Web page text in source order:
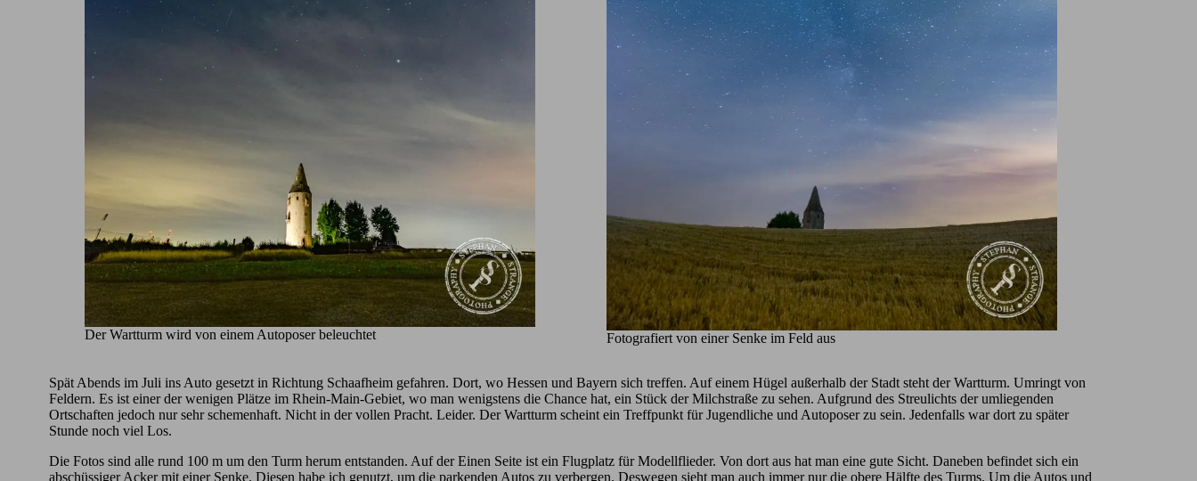
Der Wartturm wird von einem Autoposer beleuchtet Fotografiert von einer Senke im Feld aus
Spät Abends im Juli ins Auto gesetzt in Richtung Schaafheim gefahren. Dort, wo Hessen und Bayern sich treffen. Auf einem Hügel außerhalb der Stadt steht der Wartturm. Umringt von
Feldern. Es ist einer der wenigen Plätze im Rhein-Main-Gebiet, wo man wenigstens die Chance hat, ein Stück der Milchstraße zu sehen. Aufgrund des Streulichts der umliegenden
Ortschaften jedoch nur sehr schemenhaft. Nicht in der vollen Pracht. Leider. Der Wartturm scheint ein Treffpunkt für Jugendliche und Autoposer zu sein. Jedenfalls war dort zu später
Stunde noch viel Los.
Die Fotos sind alle rund 100 m um den Turm herum entstanden. Auf der Einen Seite ist ein Flugplatz für Modellflieder. Von dort aus hat man eine gute Sicht. Daneben befindet sich ein
abschüssiger Acker mit einer Senke. Diesen habe ich genutzt, um die parkenden Autos zu verbergen. Deswegen sieht man auch immer nur die obere Hälfte des Turms. Um die Autos und